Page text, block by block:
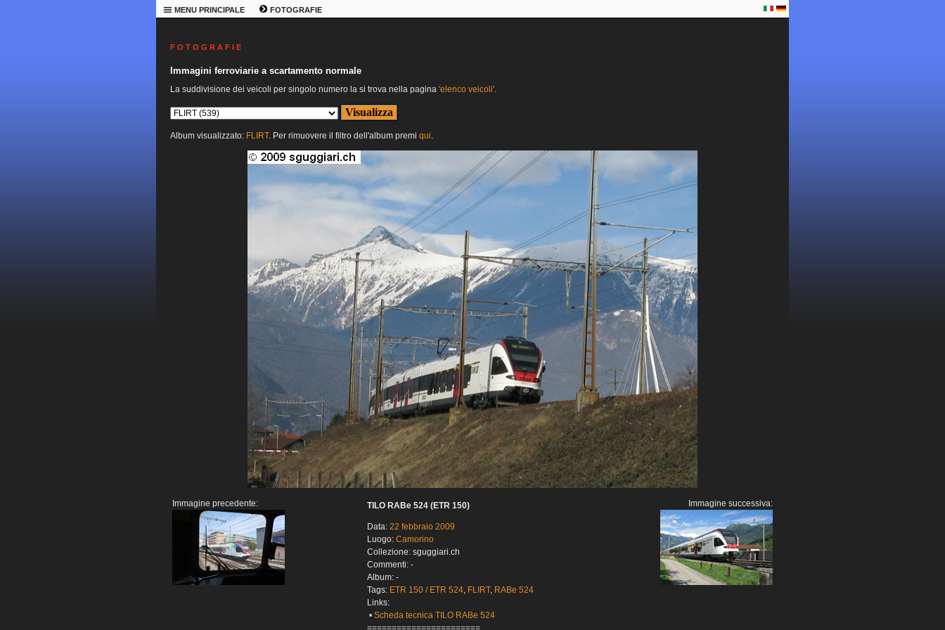
MENU PRINCIPALE FOTOGRAFIE
F O T O G R A F I E
Immagini ferroviarie a scartamento normale
La suddivisione dei veicoli per singolo numero la si trova nella pagina 'elenco veicoli'.
Album visualizzato: FLIRT. Per rimuovere il filtro dell'album premi qui.
Immagine precedente: TILO RABe 524 (ETR 150)
Data: 22 febbraio 2009
Luogo: Camorino
Collezione: sguggiari.ch
Commenti: -
Album: -
Tags: ETR 150 / ETR 524, FLIRT, RABe 524
Links:
• Scheda tecnica TILO RABe 524
Immagine successiva: